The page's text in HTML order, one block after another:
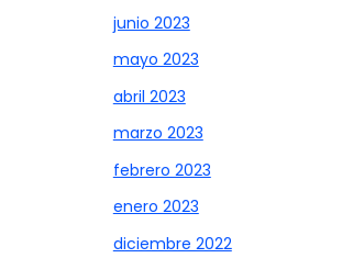
junio 2023
mayo 2023
abril 2023
marzo 2023
febrero 2023
enero 2023
diciembre 2022